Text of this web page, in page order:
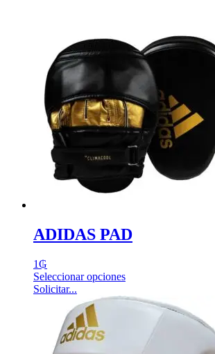
ADIDAS PAD
1₲
Seleccionar opciones
Solicitar...